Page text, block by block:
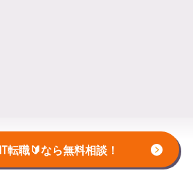
転職🔰なら無料相談！